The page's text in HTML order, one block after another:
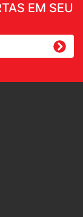
EM SEU